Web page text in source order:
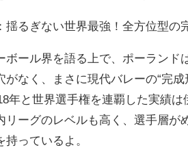
るぎない世界最強！全方位型の
ール界を語る上で、ポーランド
なく、まさに現代バレーの“完成
年と世界選手権を連覇した実績は
ーグのレベルも高く、選手層が
持っているよ。